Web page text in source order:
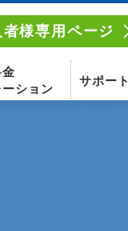
者様専用ページ
ション
サポート